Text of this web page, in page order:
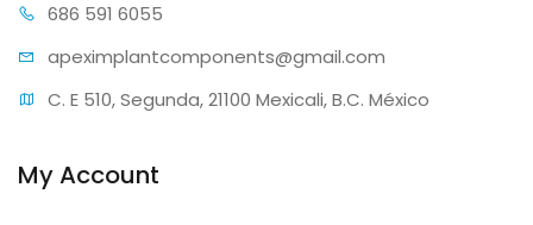
686 591 6055
apeximplantcomponents@gmail.com
C. E 510, Segunda, 21100 Mexicali, B.C. México
My Account